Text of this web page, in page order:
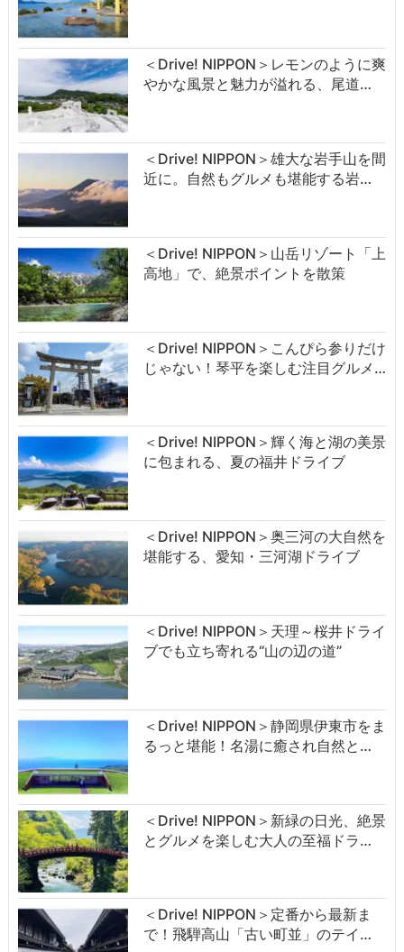
＜Drive! NIPPON＞レモンのように爽
やかな風景と魅力が溢れる、尾道…
＜Drive! NIPPON＞雄大な岩手山を間
近に。自然もグルメも堪能する岩…
＜Drive! NIPPON＞山岳リゾート「上
高地」で、絶景ポイントを散策
＜Drive! NIPPON＞こんぴら参りだけ
じゃない！琴平を楽しむ注目グルメ…
＜Drive! NIPPON＞輝く海と湖の美景
に包まれる、夏の福井ドライブ
＜Drive! NIPPON＞奥三河の大自然を
堪能する、愛知・三河湖ドライブ
＜Drive! NIPPON＞天理～桜井ドライ
ブでも立ち寄れる“山の辺の道”
＜Drive! NIPPON＞静岡県伊東市をま
るっと堪能！名湯に癒され自然と…
＜Drive! NIPPON＞新緑の日光、絶景
とグルメを楽しむ大人の至福ドラ…
＜Drive! NIPPON＞定番から最新ま
で！飛騨高山「古い町並」のテイ…